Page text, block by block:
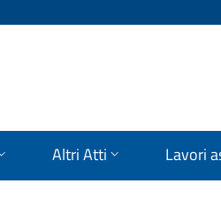
Altri Atti Lavori